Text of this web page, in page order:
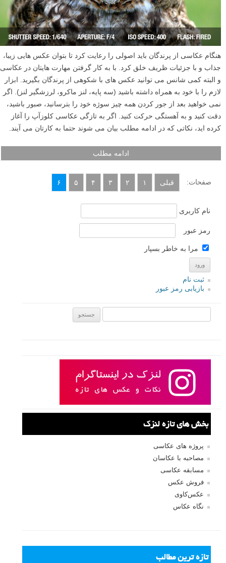
هنگام عکاسی از پرندگان باید اصولی را رعایت کرد تا بتوان عکس هایی زیبا،
جذاب و با جزئیات ظریف خلق کرد. با به کار گرفتن مهارت هایتان در عکاسی
و البته کمی شانس می توانید عکس های با شکوهی از پرندگان بگیرید. ابزار
لازم را با خود به همراه داشته باشید (سه پایه، لنز ماکرو، لرزشگیر لنز). اگر
نمی خواهید بعد از جور کردن همه چیز سوژه خود را بترسانید، صبور باشید،
دقت کنید و به آهستگی حرکت کنید. اگر به تازگی عکاسی کلوزآپ را آغاز
کرده اید، نکاتی که در ادامه مطلب بیان می شوند حتما به کارتان می آیند.
ادامه مطلب
صفحات: قبلی ۱ ۲ ۳ ۴ ۵ ۶
نام کاربری
رمز عبور
مرا به خاطر بسپار
ثبت نام
بازیابی رمز عبور
بخش های تازه لنزک
پروژه های عکاسی
مصاحبه با عکاسان
مسابقه عکاسی
فروش عکس
عکس‌کاوی
نگاه عکاس
تازه ترین مطالب